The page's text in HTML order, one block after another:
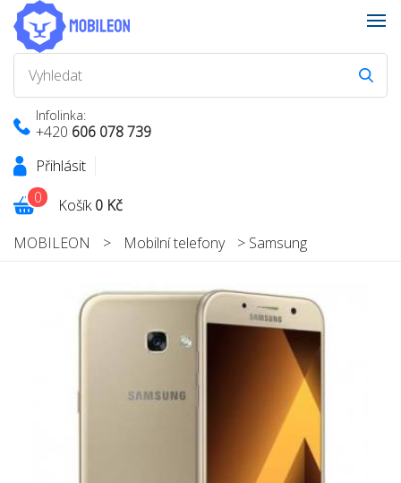
Infolinka:
+420 606 078 739
Přihlásit
Košík0 Kč
0
MOBILEON > Mobilní telefony > Samsung